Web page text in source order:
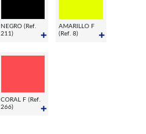
NEGRO (Ref.
211)
AMARILLO F
(Ref. 8)
CORAL F (Ref.
266)